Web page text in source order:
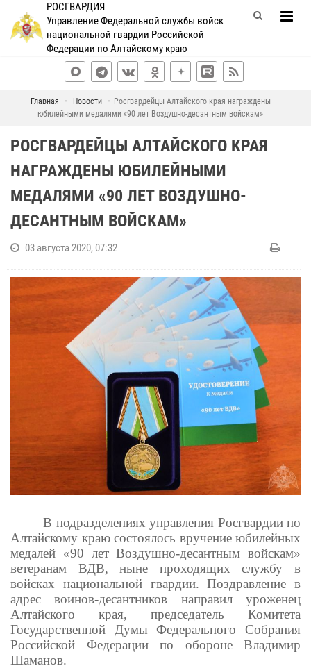
РОСГВАРДИЯ
Управление Федеральной службы войск
национальной гвардии Российской
Федерации по Алтайскому краю
Главная Новости
Росгвардейцы Алтайского края награждены
юбилейными медалями «90 лет Воздушно-десантным войскам»
РОСГВАРДЕЙЦЫ АЛТАЙСКОГО КРАЯ
НАГРАЖДЕНЫ ЮБИЛЕЙНЫМИ
МЕДАЛЯМИ «90 ЛЕТ ВОЗДУШНО-
ДЕСАНТНЫМ ВОЙСКАМ»
03 августа 2020, 07:32
В подразделениях управления Росгвардии по
Алтайскому краю состоялось вручение юбилейных
медалей «90 лет Воздушно-десантным войскам»
ветеранам ВДВ, ныне проходящих службу в
войсках национальной гвардии. Поздравление в
адрес воинов-десантников направил уроженец
Алтайского края, председатель Комитета
Государственной Думы Федерального Собрания
Российской Федерации по обороне Владимир
Шаманов.